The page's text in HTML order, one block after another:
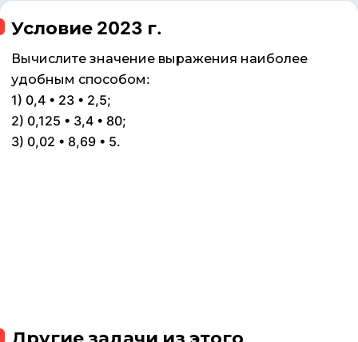
Условие 2023 г.
Вычислите значение выражения наиболее
удобным способом:
1) 0,4 • 23 • 2,5;
2) 0,125 • 3,4 • 80;
3) 0,02 • 8,69 • 5.
Другие задачи из этого